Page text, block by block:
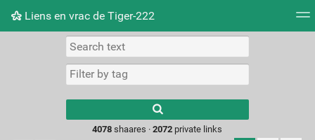
Liens en vrac de Tiger-222
Picture wall
results.
4078 shaares ·2072 private links